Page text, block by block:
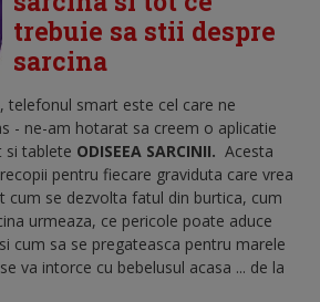
trebuie sa stii despre
sarcina
telefonul smart este cel care ne
- ne-am hotarat sa creem o aplicatie
si tablete ODISEEA SARCINII. Acesta
pentru fiecare graviduta care vrea
cum se dezvolta fatul din burtica, cum
urmeaza, ce pericole poate aduce
cum sa se pregateasca pentru marele
va intorce cu bebelusul acasa ... de la